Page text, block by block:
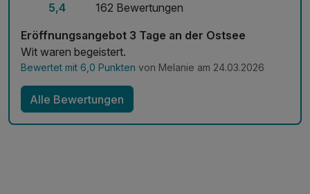
5,4
162 Bewertungen
Eröffnungsangebot 3 Tage an der Ostsee
Wit waren begeistert.
Bewertet mit 6,0 Punkten von Melanie am 24.03.2026
Alle Bewertungen